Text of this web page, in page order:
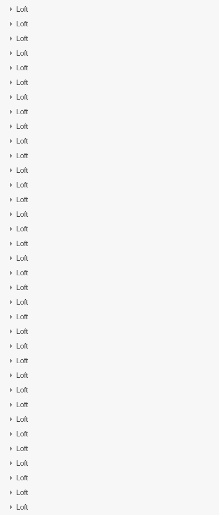
Loft
Loft
Loft
Loft
Loft
Loft
Loft
Loft
Loft
Loft
Loft
Loft
Loft
Loft
Loft
Loft
Loft
Loft
Loft
Loft
Loft
Loft
Loft
Loft
Loft
Loft
Loft
Loft
Loft
Loft
Loft
Loft
Loft
Loft
Loft